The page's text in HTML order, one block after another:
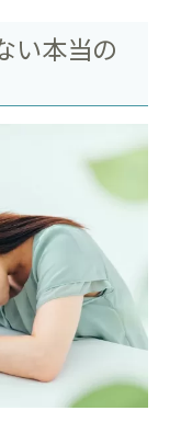
い本当の